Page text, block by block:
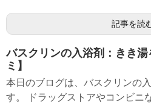
記事を読
バスクリンの入浴剤：きき
ミ】
本日のブログは、バスクリンの
す。 ドラッグストアやコンビニ